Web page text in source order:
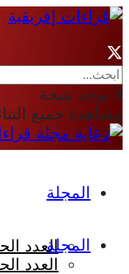
لا توجد نتيجة
مشاهدة جميع
المجلة
العددالمجلة
العدد